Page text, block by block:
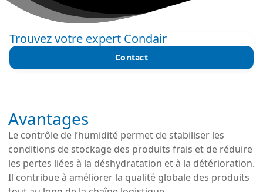
Trouvez votre expert Condair
Contact
Avantages
Le contrôle de l’humidité permet de stabiliser les
conditions de stockage des produits frais et de réduire
les pertes liées à la déshydratation et à la détérioration.
Il contribue à améliorer la qualité globale des produits